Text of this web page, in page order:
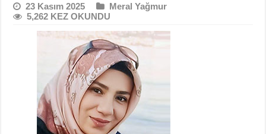
23 Kasım 2025
Meral Yağmur
5,262 KEZ OKUNDU